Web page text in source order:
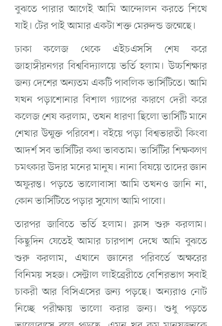
বুঝতে পারার আগেই আমি আন্দোলন করতে শিখে
যাই। টের পাই আমার একটা শক্ত মেরুদন্ড জন্মেছে।
ঢাকা কলেজ থেকে এইচএসসি শেষ করে
জাহাঙ্গীরনগর বিশ্ববিদ্যালয়ে ভর্তি হলাম। উচ্চশিক্ষার
জন্য দেশের অন্যতম একটি পাবলিক ভার্সিটিতে। আমি
যখন পড়াশোনার বিশাল গ্যাপের কারণে দেরী করে
কলেজ শেষ করলাম, তখন ধারণা ছিলো ভার্সিটি মানে
শেখার উন্মুক্ত পরিবেশ। বইয়ে পড়া বিশ্বভারতী কিংবা
আদর্শ সব ভার্সিটির কথা ভাবতাম। ভার্সিটির শিক্ষকগণ
চমৎকার উদার মনের মানুষ। নানা বিষয়ে তাদের জ্ঞান
অফুরন্ত। পড়তে ভালোবাসা আমি তখনও জানি না,
কোন ভার্সিটিতে পড়ার ‍সুযোগ আমি পাবো।
তারপর জাবিতে ভর্তি হলাম। ক্লাস শুরু করলাম।
কিছুদিন যেতেই আমার চারপাশ দেখে আমি বুঝতে
শুরু করলাম, এখানে জ্ঞানের পরিবর্তে অক্ষরের
বিনিময় সহজ। সেন্ট্রাল লাইব্রেরীতে বেশিরভাগ সবাই
চাকরী আর বিসিএসের জন্য পড়ছে। অন্যরাও নোট
নিচ্ছে পরীক্ষায় ভালো করার জন্য। শুধু পড়তে